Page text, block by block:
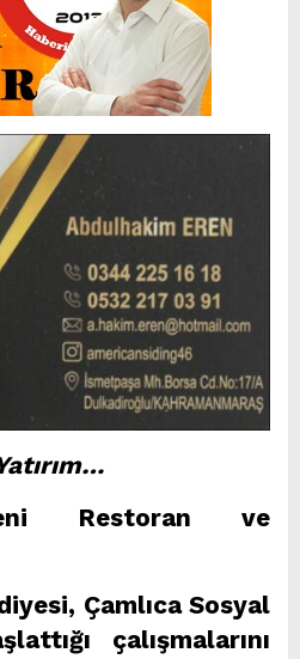
Restoran ve
Çamlıca Sosyal
çalışmalarını